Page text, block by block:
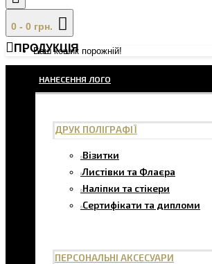
0 - 0 грн.
Ваш кошик порожній!
ПРОДУКЦІЯ
НАНЕСЕННЯ ЛОГО
ДРУК ПОЛІГРАФІЇ
Візитки
Листівки та Флаєра
Наліпки та стікери
Сертифікати та дипломи
ПЕРСОНАЛЬНІ АКСЕСУАРИ